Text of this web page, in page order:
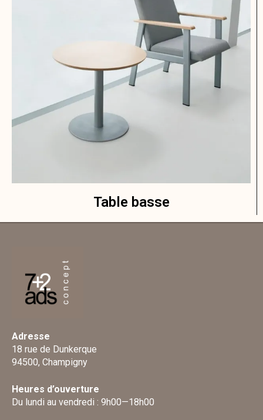
Table basse
Adresse
18 rue de Dunkerque
94500, Champigny
Heures d’ouverture
Du lundi au vendredi : 9h00—18h00